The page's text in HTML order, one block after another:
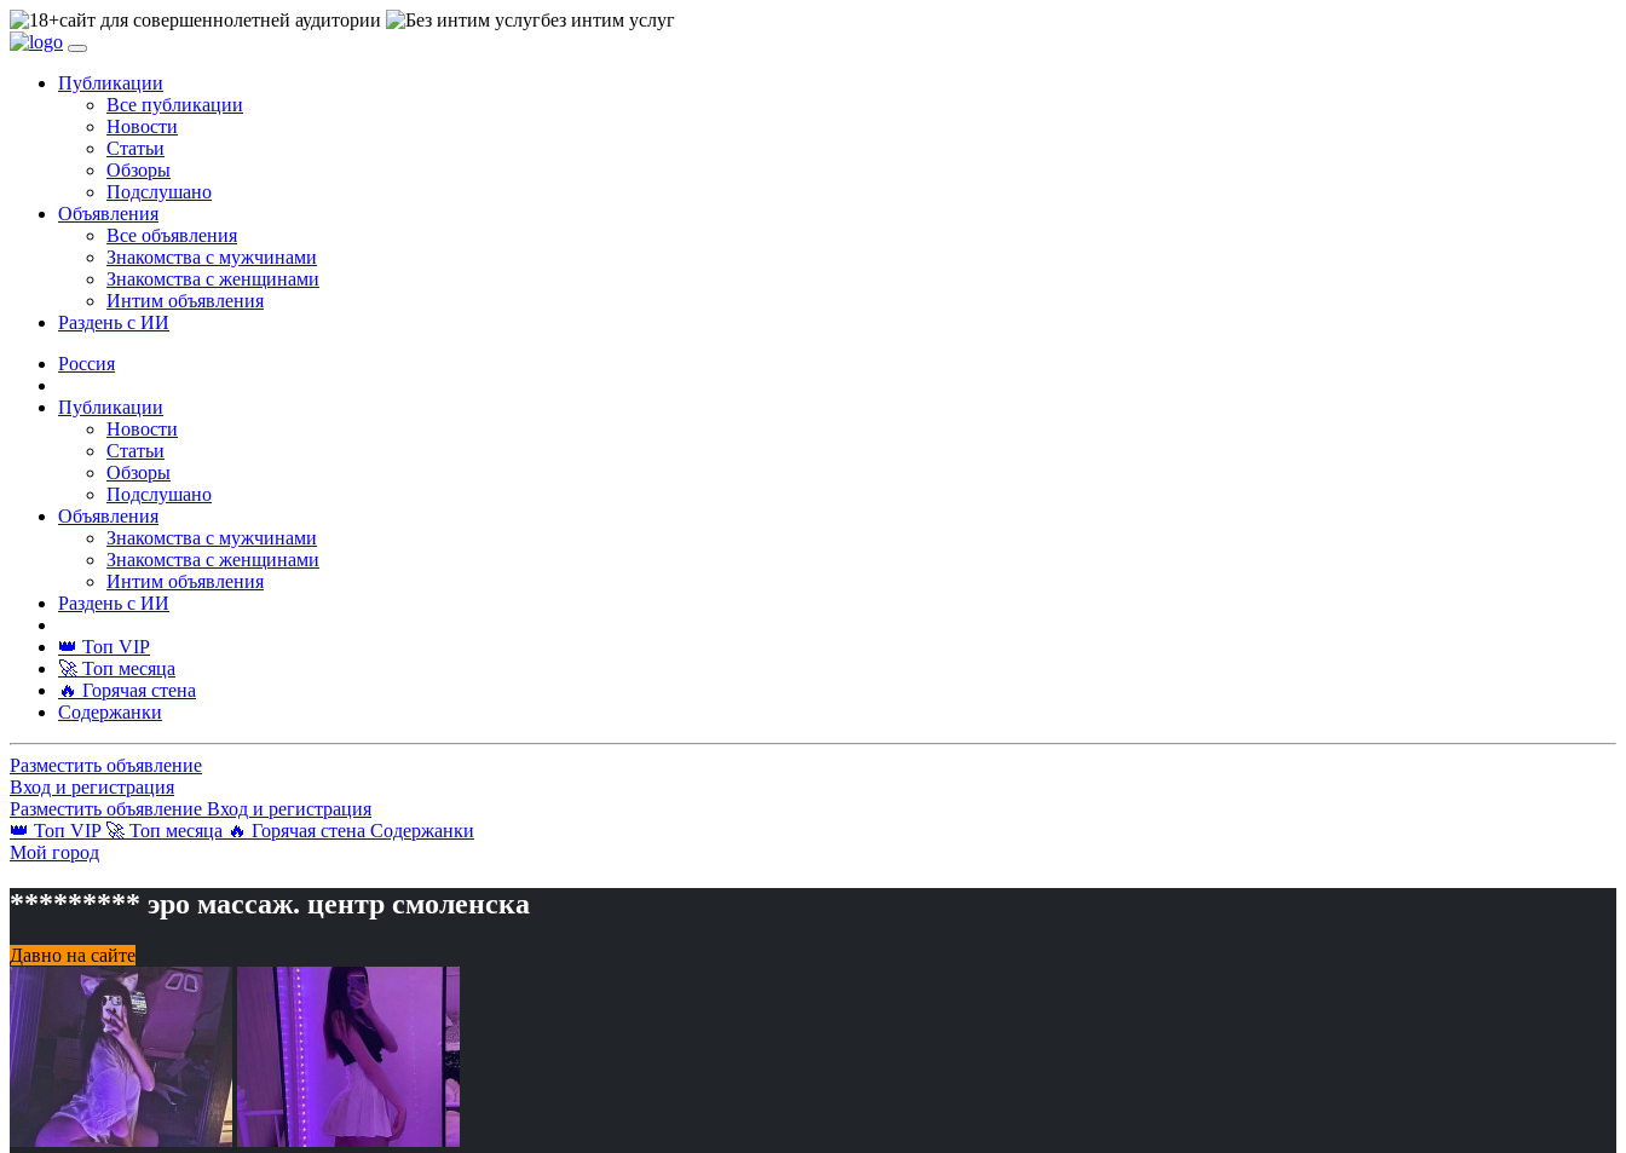
сайт для совершеннолетней аудитории без интим услуг
Публикации
Все публикации
Новости
Статьи
Обзоры
Подслушано
Объявления
Все объявления
Знакомства с мужчинами
Знакомства с женщинами
Интим объявления
Раздень с ИИ
Россия
Публикации
Новости
Статьи
Обзоры
Подслушано
Объявления
Знакомства с мужчинами
Знакомства с женщинами
Интим объявления
Раздень с ИИ
👑 Топ VIP
🚀 Топ месяца
🔥 Горячая стена
Содержанки
Разместить объявление
Вход и регистрация
Разместить объявление Вход и регистрация
👑 Топ VIP 🚀 Топ месяца 🔥 Горячая стена Содержанки
Мой город
********* эро массаж. центр смоленска
Давно на сайте